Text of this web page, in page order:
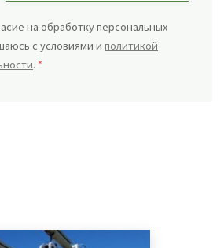
на обработку персональных
с условиями и политикой
. *